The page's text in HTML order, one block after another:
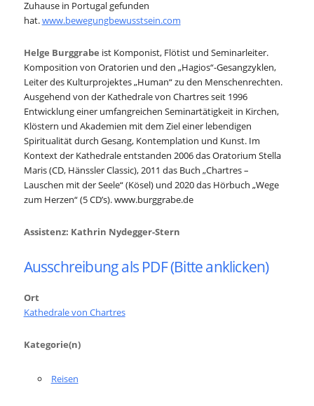
Zuhause in Portugal gefunden
hat.www.bewegungbewusstsein.com
Helge Burggrabe ist Komponist, Flötist und Seminarleiter.
Komposition von Oratorien und den „Hagios“-Gesangzyklen,
Leiter des Kulturprojektes „Human“ zu den Menschenrechten.
Ausgehend von der Kathedrale von Chartres seit 1996
Entwicklung einer umfangreichen Seminartätigkeit in Kirchen,
Klöstern und Akademien mit dem Ziel einer lebendigen
Spiritualität durch Gesang, Kontemplation und Kunst. Im
Kontext der Kathedrale entstanden 2006 das Oratorium Stella
Maris (CD, Hänssler Classic), 2011 das Buch „Chartres –
Lauschen mit der Seele“ (Kösel) und 2020 das Hörbuch „Wege
zum Herzen“ (5 CD’s). www.burggrabe.de
Assistenz: Kathrin Nydegger-Stern
Ausschreibung als PDF (Bitte anklicken)
Ort
Kathedrale von Chartres
Kategorie(n)
Reisen